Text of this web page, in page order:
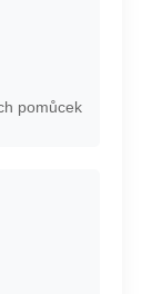
pomůcek